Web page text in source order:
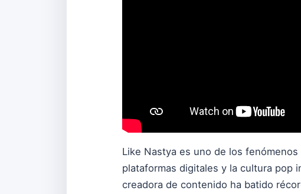
Like Nastya es uno de los
plataformas digitales y la cultura pop
creadora de contenido ha batido